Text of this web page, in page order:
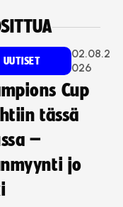
UUTISET
02.08.2
026
Cup
tässä
–
jo